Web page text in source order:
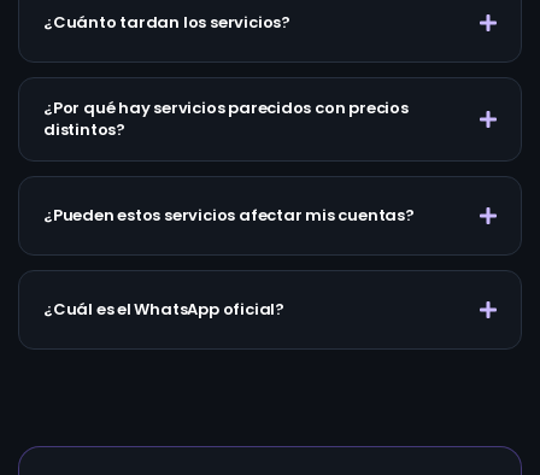
¿Cuánto tardan los servicios?
¿Por qué hay servicios parecidos con precios
distintos?
¿Pueden estos servicios afectar mis cuentas?
¿Cuál es el WhatsApp oficial?